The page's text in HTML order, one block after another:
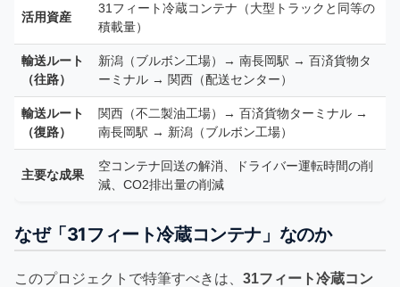
活用資産
31フィート冷蔵コンテナ（大型トラックと同等の
積載量）
輸送ルート
（往路）
新潟（ブルボン工場）→ 南長岡駅 → 百済貨物タ
ーミナル → 関西（配送センター）
輸送ルート
（復路）
関西（不二製油工場）→ 百済貨物ターミナル →
南長岡駅 → 新潟（ブルボン工場）
主要な成果
空コンテナ回送の解消、ドライバー運転時間の削
減、CO2排出量の削減
なぜ「31フィート冷蔵コンテナ」なのか
このプロジェクトで特筆すべきは、 31フィート冷蔵コン